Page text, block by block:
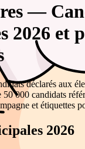
—
2026 et
déclarés aux
000 candidats
et étiquettes
2026